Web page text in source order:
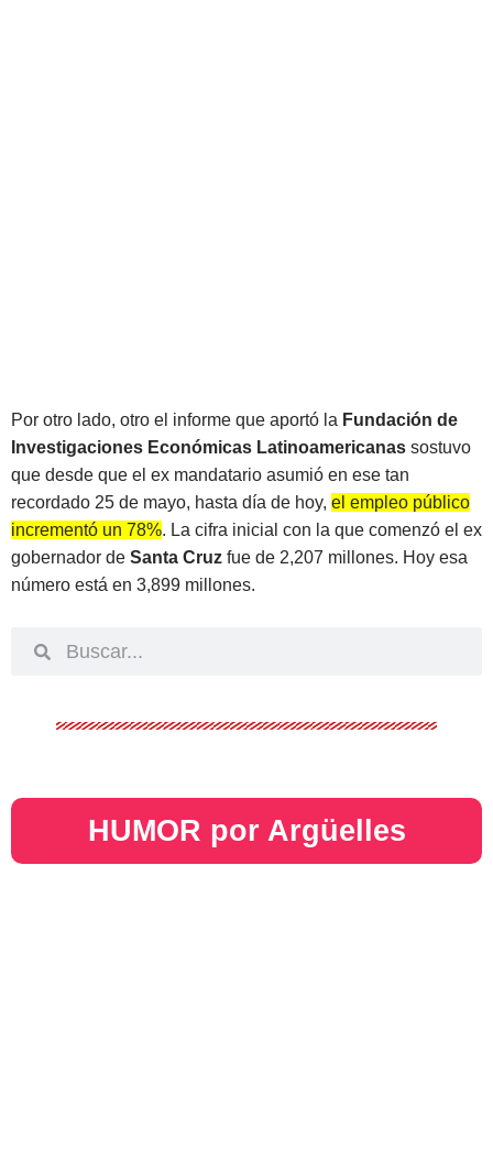
Por otro lado, otro el informe que aportó la Fundación de
Investigaciones Económicas Latinoamericanas sostuvo
que desde que el ex mandatario asumió en ese tan
recordado 25 de mayo, hasta día de hoy, el empleo público
incrementó un 78%. La cifra inicial con la que comenzó el ex
gobernador de Santa Cruz fue de 2,207 millones. Hoy esa
número está en 3,899 millones.
HUMOR por Argüelles​